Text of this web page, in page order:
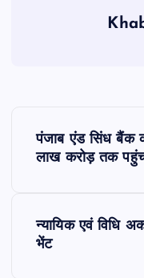
पंजाब एंड सिंध बैंक
लाख करोड़ तक पहुंच
न्यायिक एवं विधि
भेंट